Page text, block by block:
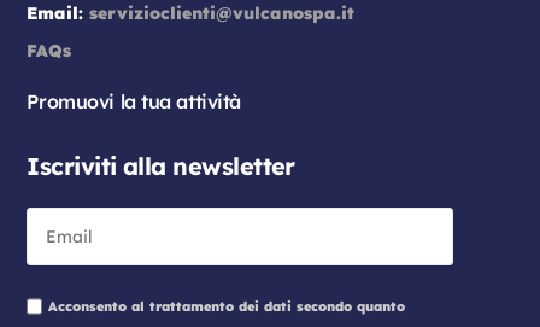
Email: servizioclienti@vulcanospa.it
FAQs
Promuovi la tua attività
Iscriviti alla newsletter
Acconsento al trattamento dei dati secondo quanto